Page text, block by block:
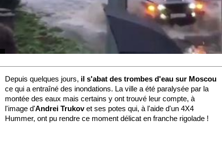
Depuis quelques jours, il s'abat des trombes d'eau sur Moscou
ce qui a entraîné des inondations. La ville a été paralysée par la
montée des eaux mais certains y ont trouvé leur compte, à
l'image d'Andrei Trukovet ses potes qui, à l'aide d'un 4X4
Hummer, ont pu rendre ce moment délicat en franche rigolade !